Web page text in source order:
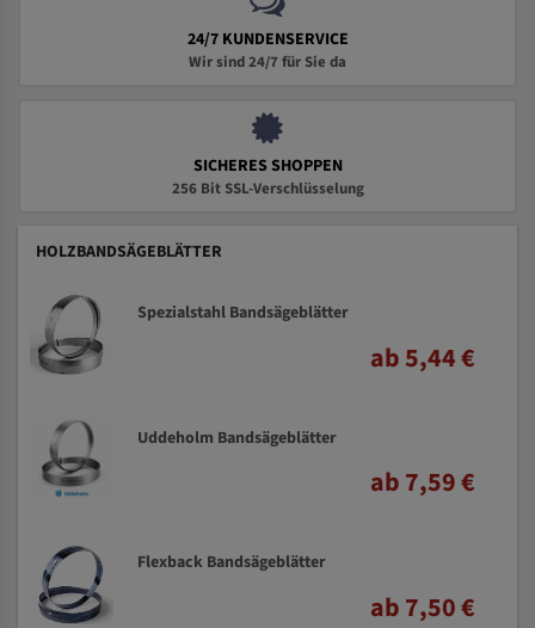
24/7 KUNDENSERVICE
Wir sind 24/7 für Sie da
SICHERES SHOPPEN
256 Bit SSL-Verschlüsselung
HOLZBANDSÄGEBLÄTTER
Spezialstahl Bandsägeblätter
ab 5,44 €
Uddeholm Bandsägeblätter
ab 7,59 €
Flexback Bandsägeblätter
ab 7,50 €